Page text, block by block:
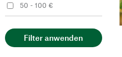
50 - 100 €
Filter anwenden